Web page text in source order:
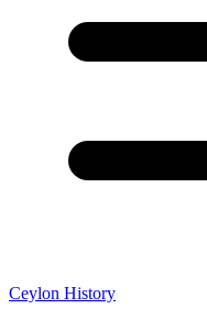
Ceylon History